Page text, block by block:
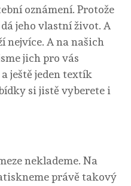
oznámení. Protože
jeho vlastní život. A
nejvíce. A na našich
jich pro vás
ještě jeden textík
si jistě vyberete i
neklademe. Na
právě takový